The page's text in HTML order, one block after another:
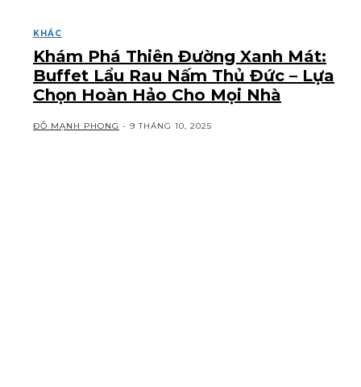
KHÁC
Khám Phá Thiên Đường Xanh Mát:
Buffet Lẩu Rau Nấm Thủ Đức – Lựa
Chọn Hoàn Hảo Cho Mọi Nhà
ĐỖ MẠNH PHONG - 9 THÁNG 10, 2025